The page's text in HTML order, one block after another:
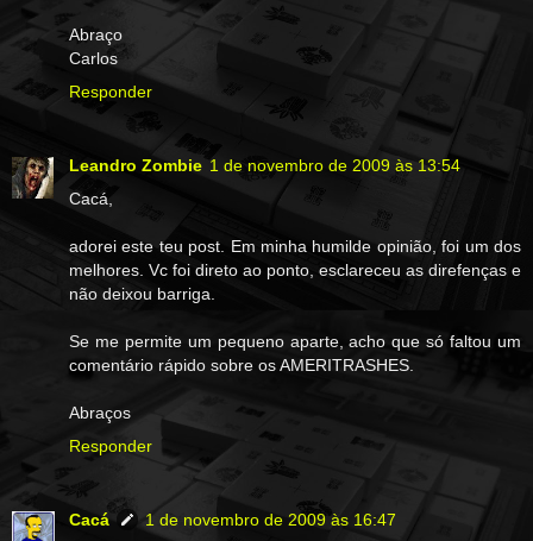
Abraço
Carlos
Responder
Leandro Zombie 1 de novembro de 2009 às 13:54
Cacá,
adorei este teu post. Em minha humilde opinião, foi um dos
melhores. Vc foi direto ao ponto, esclareceu as direfenças e
não deixou barriga.
Se me permite um pequeno aparte, acho que só faltou um
comentário rápido sobre os AMERITRASHES.
Abraços
Responder
Cacá
1 de novembro de 2009 às 16:47